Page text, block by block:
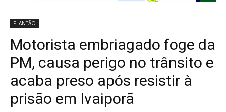
PLANTÃO
Motorista embriagado foge da
PM, causa perigo no trânsito e
acaba preso após resistir à
prisão em Ivaiporã